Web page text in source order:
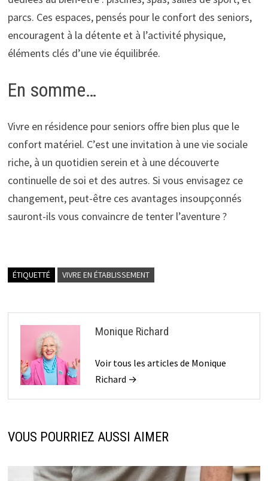
parcs. Ces espaces, pensés pour le confort des seniors,
encouragent à la détente et à l’activité physique,
éléments clés d’une vie équilibrée.
En somme…
Vivre en résidence pour seniors offre bien plus que le
confort matériel. C’est une invitation à une vie sociale
riche, à un quotidien serein et à une découverte
continuelle de soi et des autres. Si vous envisagez ce
changement, peut-être ces avantages insoupçonnés
sauront-ils vous convaincre de tenter l’aventure ?
ÉTIQUETTÉ VIVRE EN ÉTABLISSEMENT
Monique Richard
Voir tous les articles de Monique
Richard →
VOUS POURRIEZ AUSSI AIMER